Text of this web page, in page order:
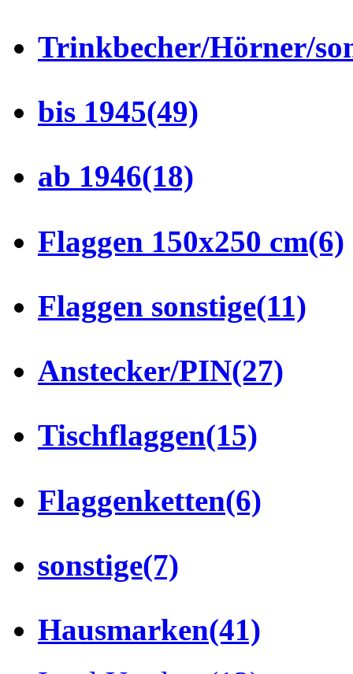
Trinkbecher/Hörner/
bis 1945(49)
ab 1946(18)
Flaggen 150x250 cm(6)
Flaggen sonstige(11)
Anstecker/PIN(27)
Tischflaggen(15)
Flaggenketten(6)
sonstige(7)
Hausmarken(41)